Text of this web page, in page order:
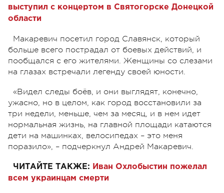
выступил с концертом в Святогорске Донецкой
области
Макаревич посетил город Славянск, который
больше всего пострадал от боевых действий, и
пообщался с его жителями. Женщины со слезами
на глазах встречали легенду своей юности.
«Видел следы боёв, и они выглядят, конечно,
ужасно, но в целом, как город восстановили за
три недели, меньше, чем за месяц, и в нем идет
нормальная жизнь, на главной площади катаются
дети на машинках, велосипедах – это меня
поразило», – подчеркнул Андрей Макаревич.
ЧИТАЙТЕ ТАКЖЕ: Иван Охлобыстин пожелал
всем украинцам смерти